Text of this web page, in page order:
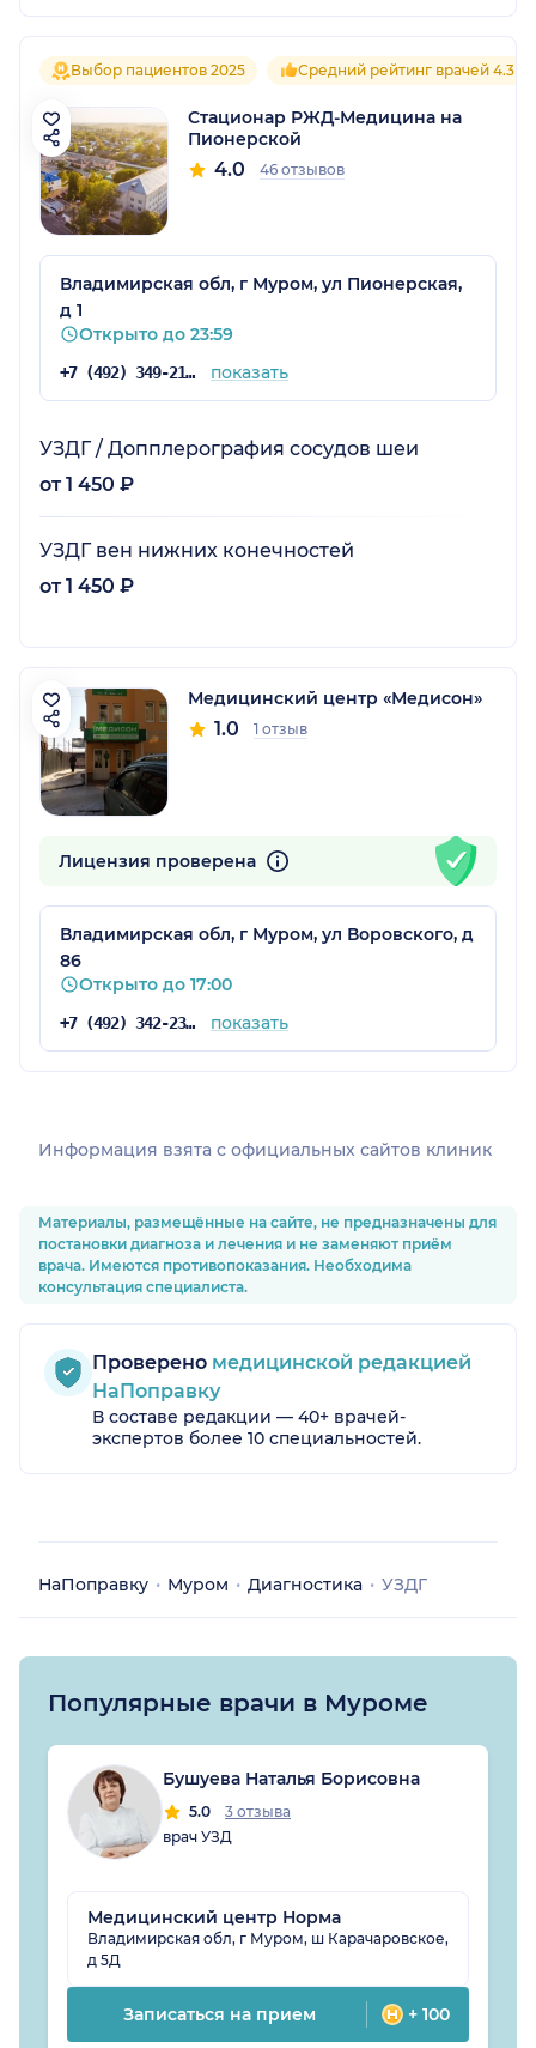
Выбор пациентов 2025 Средний рейтинг врачей 4.3
Стационар РЖД-Медицина на
Пионерской
4.0 46 отзывов
Владимирская обл, г Муром, ул Пионерская,
д 1
Открыто до 23:59
+7 (492) 349-21-83 показать
УЗДГ / Допплерография сосудов шеи
от 1 450 ₽
УЗДГ вен нижних конечностей
от 1 450 ₽
Медицинский центр «Медисон»
1.0 1 отзыв
Лицензия проверена
Владимирская обл, г Муром, ул Воровского, д
86
Открыто до 17:00
+7 (492) 342-23-17 показать
Информация взята c официальных сайтов клиник
Материалы, размещённые на сайте, не предназначены для
постановки диагноза и лечения и не заменяют приём
врача. Имеются противопоказания. Необходима
консультация специалиста.
Проверено медицинской редакцией
НаПоправку
В составе редакции — 40+ врачей-
экспертов более 10 специальностей.
НаПоправку Муром Диагностика УЗДГ
Популярные врачи в Муроме
Бушуева Наталья Борисовна
5.0
3 отзыва
врач УЗД
Медицинский центр Норма
Владимирская обл, г Муром, ш Карачаровское,
д 5Д
Записаться на прием + 100